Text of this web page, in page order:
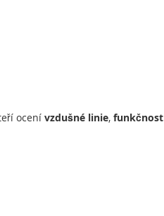
ocení vzdušné linie, funkčnost